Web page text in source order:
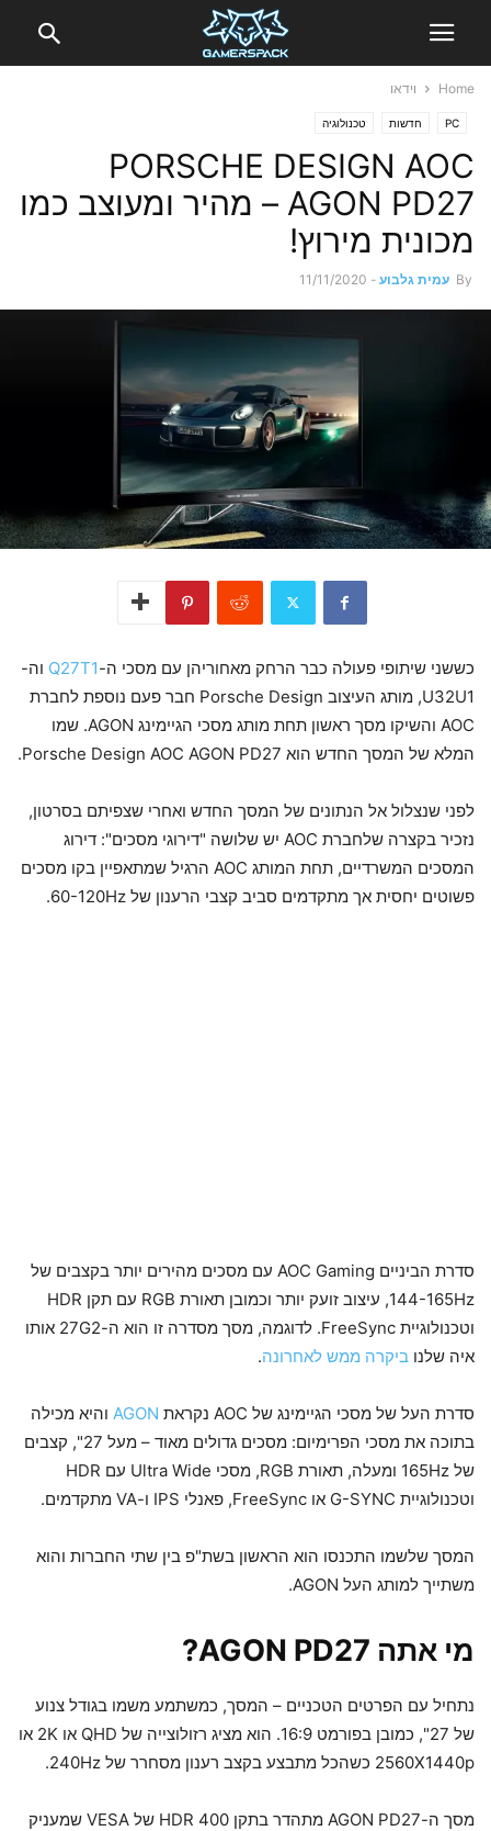
Home וידאו
PC חדשות טכנולוגיה
PORSCHE DESIGN AOC
AGON PD27 – מהיר ומעוצב כמו
מכונית מירוץ!
By עמית גלבוע -
11/11/2020
כששני שיתופי פעולה כבר הרחק מאחוריהן עם מסכי ה-Q27T1 וה-
U32U1, מותג העיצוב Porsche Design חבר פעם נוספת לחברת
AOC והשיקו מסך ראשון תחת מותג מסכי הגיימינג AGON. שמו
המלא של המסך החדש הוא Porsche Design AOC AGON PD27.
לפני שנצלול אל הנתונים של המסך החדש ואחרי שצפיתם בסרטון,
נזכיר בקצרה שלחברת AOC יש שלושה "דירוגי מסכים": דירוג
המסכים המשרדיים, תחת המותג AOC הרגיל שמתאפיין בקו מסכים
פשוטים יחסית אך מתקדמים סביב קצבי הרענון של 60-120Hz.
סדרת הביניים AOC Gaming עם מסכים מהירים יותר בקצבים של
144-165Hz, עיצוב זועק יותר וכמובן תאורת RGB עם תקן HDR
וטכנולוגיית FreeSync. לדוגמה, מסך מסדרה זו הוא ה-27G2 אותו
איה שלנו ביקרה ממש לאחרונה.
סדרת העל של מסכי הגיימינג של AOC נקראת AGON והיא מכילה
בתוכה את מסכי הפרימיום: מסכים גדולים מאוד – מעל 27", קצבים
של 165Hz ומעלה, תאורת RGB, מסכי Ultra Wide עם HDR
וטכנולוגיית G-SYNC או FreeSync, פאנלי IPS ו-VA מתקדמים.
המסך שלשמו התכנסו הוא הראשון בשת"פ בין שתי החברות והוא
משתייך למותג העל AGON.
מי אתה AGON PD27?
נתחיל עם הפרטים הטכניים – המסך, כמשתמע משמו בגודל צנוע
של 27", כמובן בפורמט 16:9. הוא מציג רזולוצייה של QHD או 2K או
2560X1440p כשהכל מתבצע בקצב רענון מסחרר של 240Hz.
מסך ה-AGON PD27 מתהדר בתקן HDR 400 של VESA שמעניק